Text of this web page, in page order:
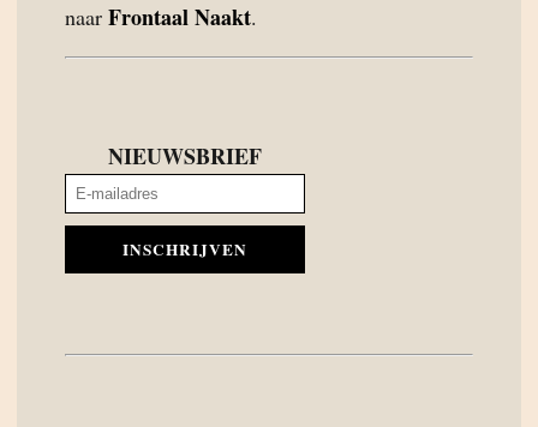
naar Frontaal Naakt.
NIEUWSBRIEF
INSCHRIJVEN